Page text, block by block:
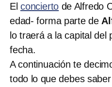
El concierto de Alfredo
edad- forma parte de
lo traerá a la capital del
fecha.
A continuación te
todo lo que debes